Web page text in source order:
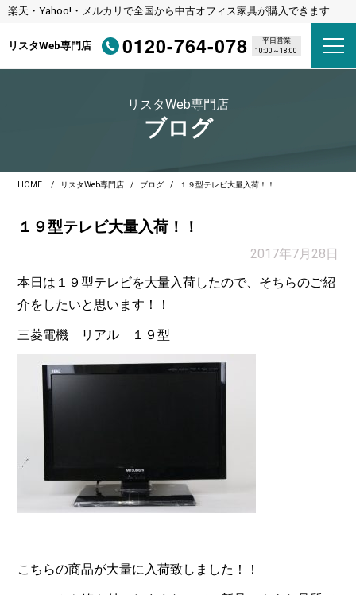
楽天・Yahoo!・メルカリで全国から中古オフィス家具が購入できます
リスタWeb専門店 0120-764-078
平日営業
10:00～18:00
リスタWeb専門店
ブログ
HOME リスタWeb専門店 ブログ １９型テレビ大量入荷！！
１９型テレビ大量入荷！！
2017年7月28日
本日は１９型テレビを大量入荷したので、そちらのご紹
介をしたいと思います！！
三菱電機 リアル １９型
こちらの商品が大量に入荷致しました！！